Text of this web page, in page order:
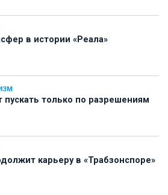
в истории «Реала»
пускать только по разрешениям
карьеру в «Трабзонспоре»